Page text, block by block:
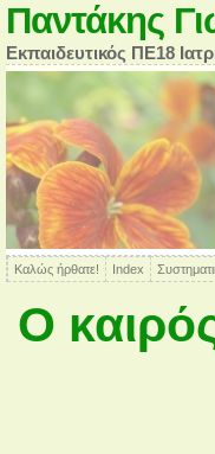
Παντάκης
Εκπαιδευτικός ΠΕ18
Καλώς ήρθατε! Index
Ο